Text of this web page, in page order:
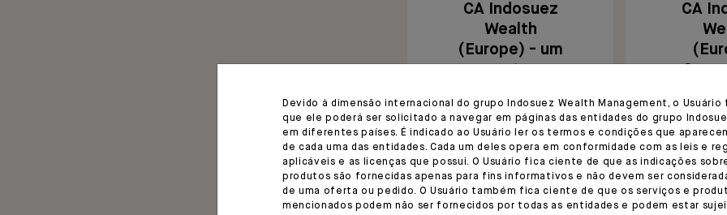
CA Indosuez
Wealth
(Europe) - um
CA
Devido à dimensão internacional do grupo Indosuez Wealth Management, o
que ele poderá ser solicitado a navegar em páginas das entidades do grupo
em diferentes países. É indicado ao Usuário ler os termos e condições que
de cada uma das entidades. Cada um deles opera em conformidade com as leis e
aplicáveis e as licenças que possui. O Usuário fica ciente de que as indicações
produtos são fornecidas apenas para fins informativos e não devem ser
de uma oferta ou pedido. O Usuário também fica ciente de que os serviços e
mencionados podem não ser fornecidos por todas as entidades e podem estar